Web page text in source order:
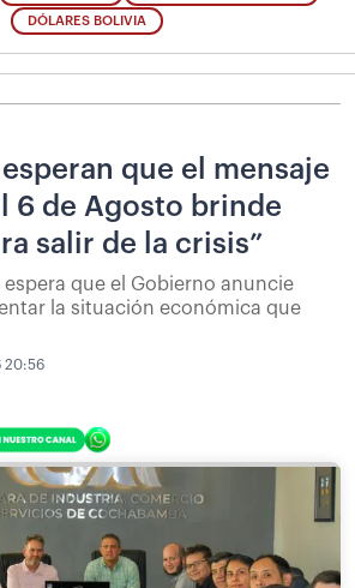
DÓLARES BOLIVIA
que el mensaje
6 de Agosto brinde
salir de la crisis”
que el Gobierno anuncie
la situación económica que
20:56